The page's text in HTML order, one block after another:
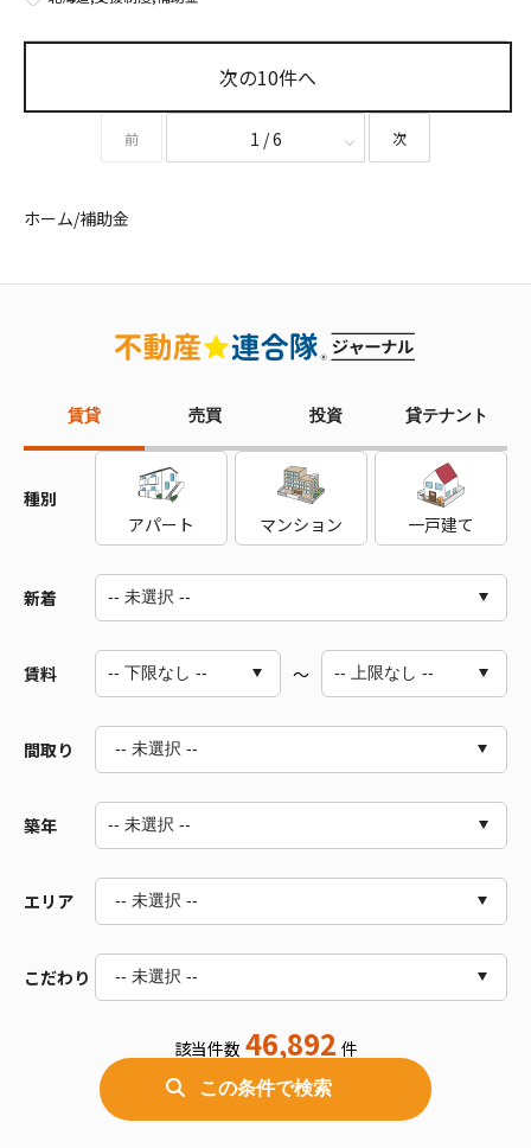
ような際に活用したいのが、国や自 […]
次の10件へ
前 1 / 6 次
ホーム/補助金
賃貸 売買 投資 貸テナント
種別
アパート
マンション 一戸建て
新着
賃料 ～
間取り -- 未選択 --
1R～1LDK
3R～3LDK
4R～4LDK
5DK以上
築年
エリア -- 未選択 --
道央（札幌・千歳・苫小牧など）
道北（旭川・富良野・稚内など）
十勝（帯広・音更など）
オホーツク（北見・網走など）
こだわり -- 未選択 --
バス/トイレ別
室内洗濯機置場
独立洗面台
オートロック
該当件数 46,892 件
この条件で検索